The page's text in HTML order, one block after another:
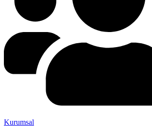
Kurumsal